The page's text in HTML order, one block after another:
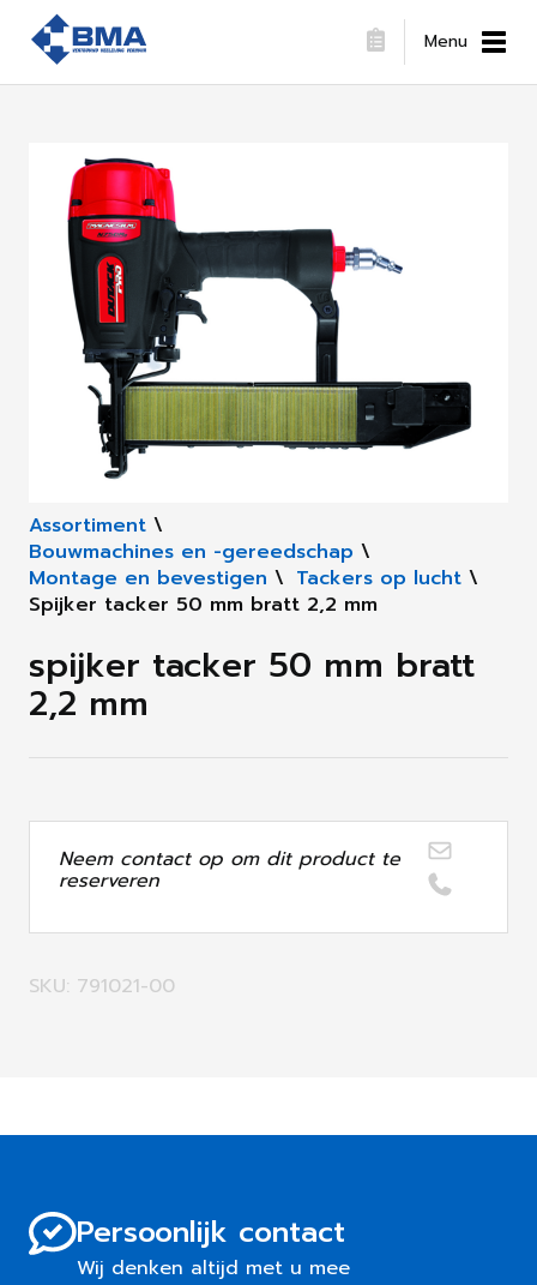
Menu
Assortiment \
Bouwmachines en -gereedschap \
Montage en bevestigen \ Tackers op lucht \
Spijker tacker 50 mm bratt 2,2 mm
spijker tacker 50 mm bratt
2,2 mm
Neem contact op om dit product te
reserveren
SKU: 791021-00
Persoonlijk contact
Wij denken altijd met u mee